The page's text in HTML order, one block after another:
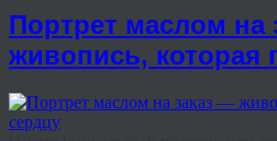
Портрет маслом на
живопись, которая